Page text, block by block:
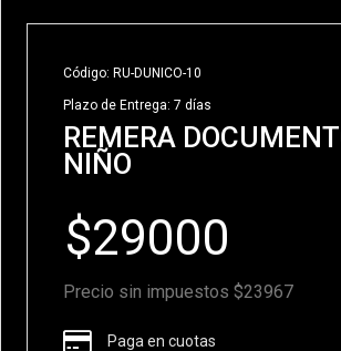
Código: RU-DUNICO-10
Plazo de Entrega: 7 días
REMERA
NIÑO
Precio sin impuestos $23967
Paga en cuotas